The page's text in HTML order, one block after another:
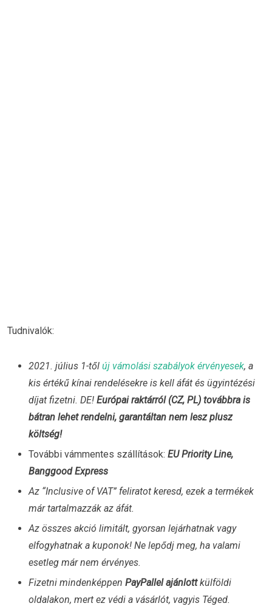
Tudnivalók:
2021. július 1-től új vámolási szabályok érvényesek, a
kis értékű kínai rendelésekre is kell áfát és ügyintézési
díjat fizetni. DE! Európai raktárról (CZ, PL) továbbra is
bátran lehet rendelni, garantáltan nem lesz plusz
költség!
További vámmentes szállítások: EU Priority Line,
Banggood Express
Az “Inclusive of VAT” feliratot keresd, ezek a termékek
már tartalmazzák az áfát.
Az összes akció limitált, gyorsan lejárhatnak vagy
elfogyhatnak a kuponok! Ne lepődj meg, ha valami
esetleg már nem érvényes.
Fizetni mindenképpen PayPallel ajánlottkülföldi
oldalakon, mert ez védi a vásárlót, vagyis Téged.